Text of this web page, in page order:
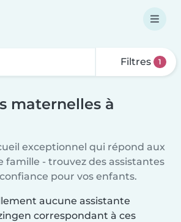
Filtres 1
maternelles à
exceptionnel qui répond aux
famille - trouvez des assistantes
pour vos enfants.
aucune assistante
correspondant à ces